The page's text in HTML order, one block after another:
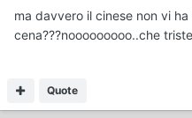
ma davvero il cinese non vi
cena???nooooooooo..che
Quote